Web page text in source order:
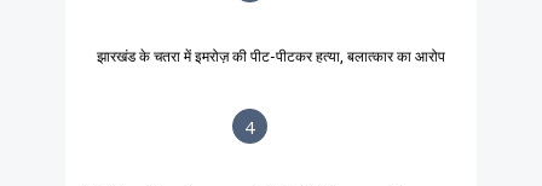
झारखंड के चतरा में इमरोज़ की पीट-पीटकर हत्या, बलात्कार का आरोप
4